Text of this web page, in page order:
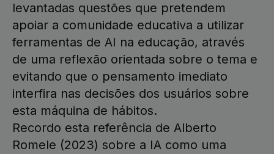
levantadas questões que pretendem
apoiar a comunidade educativa a utilizar
ferramentas de AI na educação, através
de uma reflexão orientada sobre o tema e
evitando que o pensamento imediato
interfira nas decisões dos usuários sobre
esta máquina de hábitos.
Recordo esta referência de Alberto
Romele (2023) sobre a IA como uma